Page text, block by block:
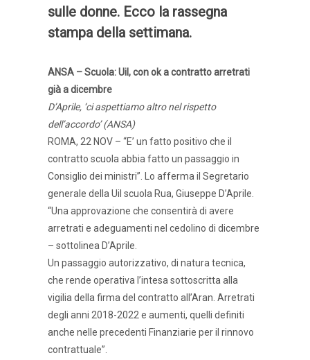
sulle donne. Ecco la rassegna
stampa della settimana.
ANSA – Scuola: Uil, con ok a contratto arretrati
già a dicembre
D’Aprile, ‘ci aspettiamo altro nel rispetto
dell’accordo’ (ANSA)
ROMA, 22 NOV – “E’ un fatto positivo che il
contratto scuola abbia fatto un passaggio in
Consiglio dei ministri”. Lo afferma il Segretario
generale della Uil scuola Rua, Giuseppe D’Aprile.
“Una approvazione che consentirà di avere
arretrati e adeguamenti nel cedolino di dicembre
– sottolinea D’Aprile.
Un passaggio autorizzativo, di natura tecnica,
che rende operativa l’intesa sottoscritta alla
vigilia della firma del contratto all’Aran. Arretrati
degli anni 2018-2022 e aumenti, quelli definiti
anche nelle precedenti Finanziarie per il rinnovo
contrattuale”.